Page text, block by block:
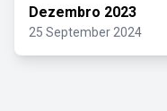
Dezembro 2023
25 September 2024